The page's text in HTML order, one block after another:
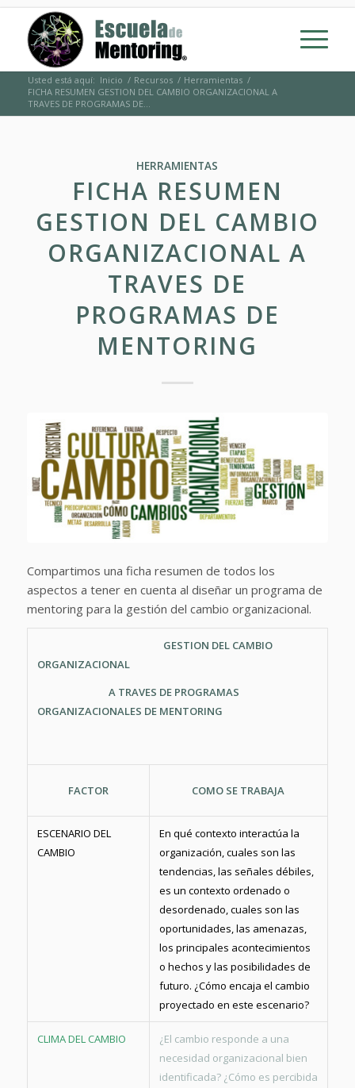
Usted está aquí: Inicio / Recursos / Herramientas /
FICHA RESUMEN GESTION DEL CAMBIO ORGANIZACIONAL A
TRAVES DE PROGRAMAS DE...
HERRAMIENTAS
FICHA RESUMEN
GESTION DEL CAMBIO
ORGANIZACIONAL A
TRAVES DE
PROGRAMAS DE
MENTORING
Compartimos una ficha resumen de todos los
aspectos a tener en cuenta al diseñar un programa de
mentoring para la gestión del cambio organizacional.
GESTION DEL CAMBIO
ORGANIZACIONAL
A TRAVES DE PROGRAMAS
ORGANIZACIONALES DE MENTORING
FACTOR COMO SE TRABAJA
ESCENARIO DEL
CAMBIO
En qué contexto interactúa la
organización, cuales son las
tendencias, las señales débiles,
es un contexto ordenado o
desordenado, cuales son las
oportunidades, las amenazas,
los principales acontecimientos
o hechos y las posibilidades de
futuro. ¿Cómo encaja el cambio
proyectado en este escenario?
CLIMA DEL CAMBIO
¿El cambio responde a una
necesidad organizacional bien
identificada? ¿Cómo es percibida